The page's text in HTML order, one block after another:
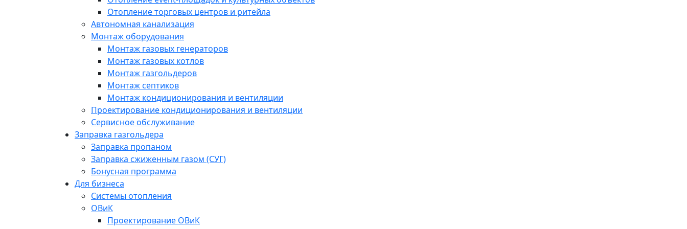
Отопление торговых центров и ритейла
Автономная канализация
Монтаж оборудования
Монтаж газовых генераторов
Монтаж газовых котлов
Монтаж газгольдеров
Монтаж септиков
Монтаж кондиционирования и вентиляции
Проектирование кондиционирования и вентиляции
Сервисное обслуживание
Заправка газгольдера
Заправка пропаном
Заправка сжиженным газом (СУГ)
Бонусная программа
Для бизнеса
Системы отопления
ОВиК
Проектирование ОВиК